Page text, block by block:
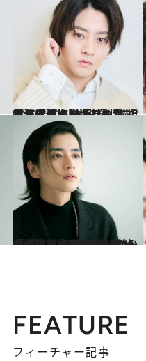
2022.11.25
「テニミュ」「刀剣乱舞」で輝く 牧島 輝。猫と戯れる姿に胸キュンな 初主演作『海岸通りのネコミミ探偵』
カルチャー
2022.10.21
「消防士」を目指していた学生が 演技経験ゼロから主演に抜擢！ ライダー俳優・飯島寛騎の出発点
カルチャー
FEATURE
フィーチャー記事